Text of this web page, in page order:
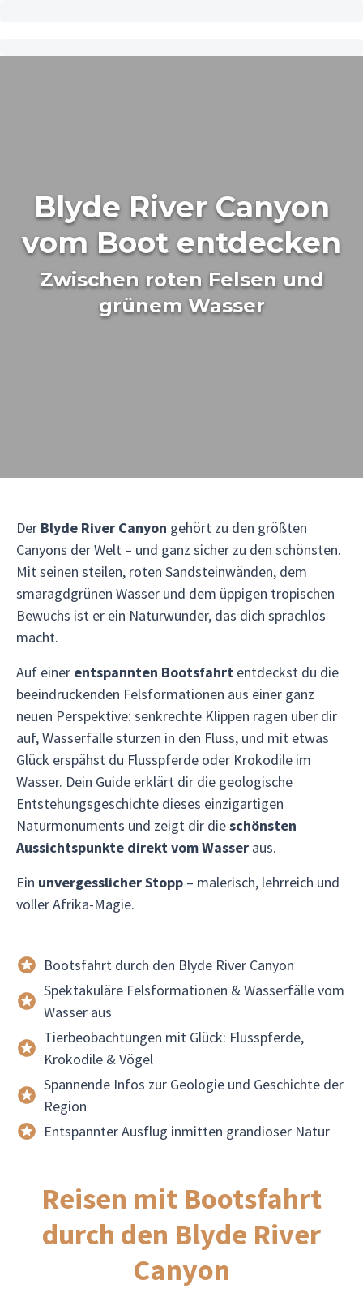
Blyde River Canyon
vom Boot entdecken
Zwischen roten Felsen und
grünem Wasser
Der Blyde River Canyon gehört zu den größten
Canyons der Welt – und ganz sicher zu den schönsten.
Mit seinen steilen, roten Sandsteinwänden, dem
smaragdgrünen Wasser und dem üppigen tropischen
Bewuchs ist er ein Naturwunder, das dich sprachlos
macht.
Auf einer entspannten Bootsfahrt entdeckst du die
beeindruckenden Felsformationen aus einer ganz
neuen Perspektive: senkrechte Klippen ragen über dir
auf, Wasserfälle stürzen in den Fluss, und mit etwas
Glück erspähst du Flusspferde oder Krokodile im
Wasser. Dein Guide erklärt dir die geologische
Entstehungsgeschichte dieses einzigartigen
Naturmonuments und zeigt dir dieschönsten
Aussichtspunkte direkt vom Wasser aus.
Ein unvergesslicher Stopp – malerisch, lehrreich und
voller Afrika-Magie.
Bootsfahrt durch den Blyde River Canyon
Spektakuläre Felsformationen & Wasserfälle vom
Wasser aus
Tierbeobachtungen mit Glück: Flusspferde,
Krokodile & Vögel
Spannende Infos zur Geologie und Geschichte der
Region
Entspannter Ausflug inmitten grandioser Natur
Reisen mit Bootsfahrt
durch den Blyde River
Canyon